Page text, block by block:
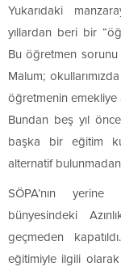
Yukarıdaki
yıllardan beri bir
Bu öğretmen sorunu
Malum;
öğretmenin emekliye
Bundan beş yıl
başka bir eğitim
alternatif bulunmadan
SÖPA’nın yerine
bünyesindeki
geçmeden
eğitimiyle ilgili